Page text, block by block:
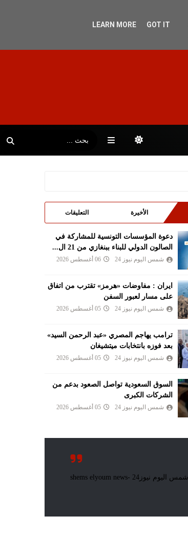
الأخيرة التعليقات
دعوة المؤسسات التونسية للمشاركة في
الصالون الدولي للبناء ببنغازي من 21 ال...
شمس اليوم نيوز 24 06 أغسطس 2026
ايران : مفاوضات «هرمز» تقترب من اتفاق
على مسار لعبور السفن
شمس اليوم نيوز 24 05 أغسطس 2026
ترامب يهاجم المصري «عبد الرحمن السيد»
بعد فوزه بانتخابات ميتشيغان
شمس اليوم نيوز 24 05 أغسطس 2026
السوق السعودية تواصل الصعود بدعم من
الشركات الكبرى
شمس اليوم نيوز 24 05 أغسطس 2026
LEARN MORE GOT IT